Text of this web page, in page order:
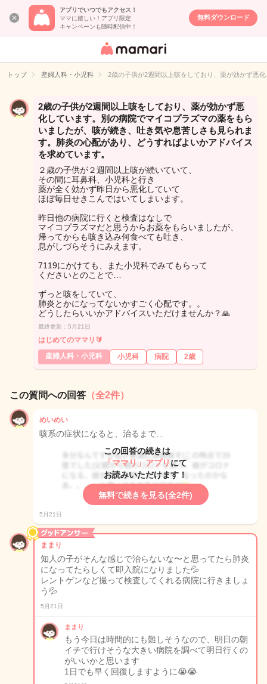
アプリでいつでもアクセス！
ママに嬉しい！アプリ限定
キャンペーンも随時配信中！
無料ダウンロード
女性専用匿名QA
イト
トップ 産婦人科・小児科 2歳の子供が2週間以上咳をしており、薬が効かず悪
2歳の子供が2週間以上咳をしており、薬が効かず悪
化しています。別の病院でマイコプラズマの薬をもら
いましたが、咳が続き、吐き気や息苦しさも見られま
す。肺炎の心配があり、どうすればよいかアドバイス
を求めています。
２歳の子供が２週間以上咳が続いていて、
その間に耳鼻科、小児科と行き
薬が全く効かず昨日から悪化していて
ほぼ毎日せきこんではいてしまいます。
昨日他の病院に行くと検査はなしで
マイコプラズマだと思うからお薬をもらいましたが、
帰ってからも咳き込み何食べても吐き、
息がしづらそうにみえます。
7119にかけても、また小児科でみてもらって
くださいとのことで…
ずっと咳をしていて、
肺炎とかになってないかすごく心配です。。
どうしたらいいかアドバイスいただけませんか？🙏
最終更新：5月21日
はじめてのママリ🔰
産婦人科・小児科
小児科 病院 2歳
この質問への回答 （全2件）
めいめい
咳系の症状になると、治るまで…
この回答の続きは
「ママリ」アプリ にて
お読みいただけます！
無料で続きを見る(全2件)
5月21日
ままり
知人の子がそんな感じで治らないな〜と思ってたら肺炎
になってたらしくて即入院になりました💦
レントゲンなど撮って検査してくれる病院に行きましょ
う💦
5月21日
ままり
もう今日は時間的にも難しそうなので、明日の朝
イチで行けそうな大きい病院を調べて明日行くの
がいいかと思います
1日でも早く回復しますように😭😭